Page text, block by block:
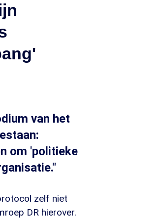
van het
om 'politieke
zelf niet
DR hierover.